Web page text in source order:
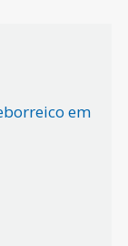
em